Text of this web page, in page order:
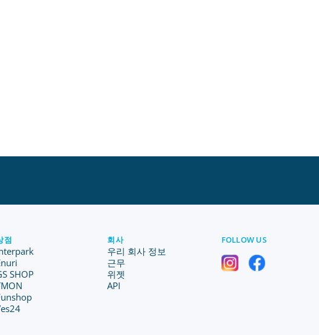
점
SHOP
회사
우리 회사 정보
근무
위젯
API
FOLLOW US